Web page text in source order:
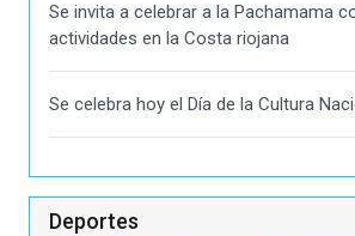
Se invita a celebrar a la Pachamama
actividades en la Costa riojana
Se celebra hoy el Día de la Cultura
Deportes